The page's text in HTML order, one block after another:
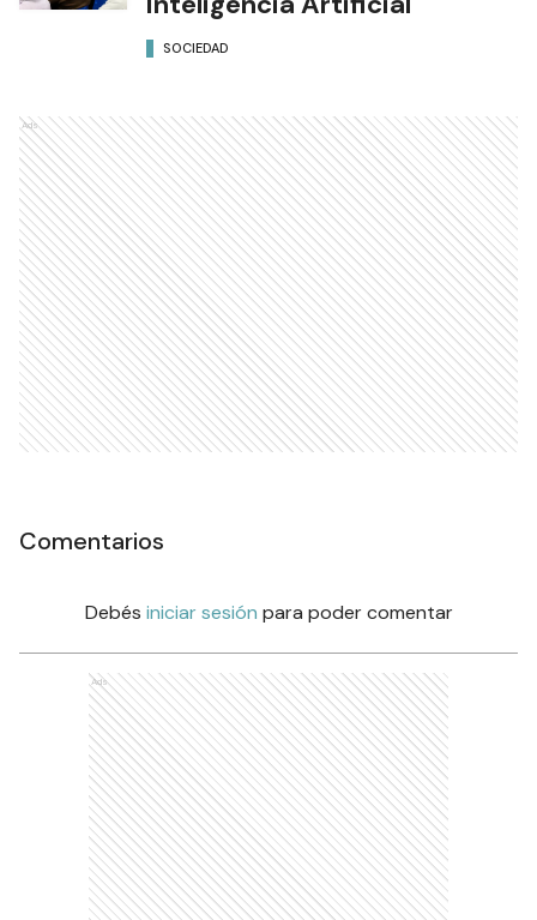
El Municipio capitalino firmó
un convenio para prácticas
SOCIEDAD
Formosa capacitó a cerca de
200 agentes públicos en el
uso responsable de la
Inteligencia Artificial
SOCIEDAD
Ads
Comentarios
Debésiniciar sesiónpara poder comentar